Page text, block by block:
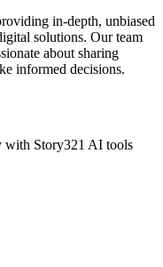
in-depth, unbiased
solutions. Our team
about sharing
informed decisions.
with Story321 AI tools